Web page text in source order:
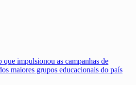
impulsionou as campanhas de
maiores grupos educacionais do país